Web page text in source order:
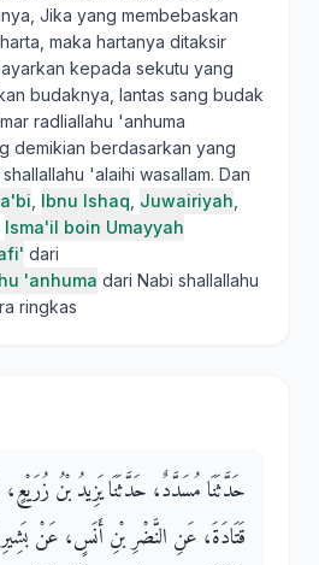
Jika yang membebaskan
maka hartanya ditaksir
kepada sekutu yang
budaknya, lantas sang budak
radliallahu 'anhuma
demikian berdasarkan yang
'alaihi wasallam. Dan
Ibnu Ishaq Juwairiyah
Isma'il boin Umayyah
dari
'anhuma dari Nabi shallallahu
ringkas
حَدَّثَنَا مُسَدَّدٌ، حَدَّثَنَا يَزِيدُ بْنُ
قَتَادَةَ، عَنِ النَّضْرِ بْنِ أَنَسٍ، عَنْ